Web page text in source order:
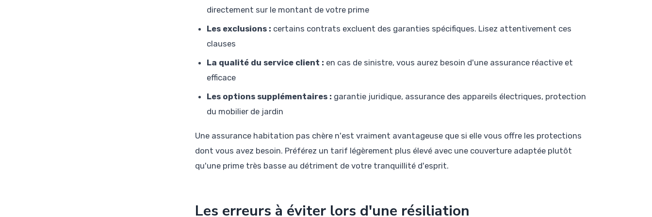
directement sur le montant de votre prime
Les exclusions : certains contrats excluent des garanties spécifiques. Lisez attentivement ces
clauses
La qualité du service client : en cas de sinistre, vous aurez besoin d'une assurance réactive et
efficace
Les options supplémentaires : garantie juridique, assurance des appareils électriques, protection
du mobilier de jardin
Une assurance habitation pas chère n'est vraiment avantageuse que si elle vous offre les protections
dont vous avez besoin. Préférez un tarif légèrement plus élevé avec une couverture adaptée plutôt
qu'une prime très basse au détriment de votre tranquillité d'esprit.
Les erreurs à éviter lors d'une résiliation